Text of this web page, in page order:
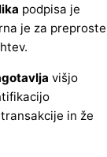
podpisa je
je za preproste
višjo
in že